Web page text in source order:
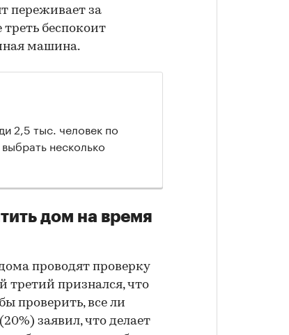
переживает за
беспокоит
машина.
2,5 тыс. человек по
несколько
дом на время
проводят проверку
признался, что
проверить, все ли
заявил, что делает